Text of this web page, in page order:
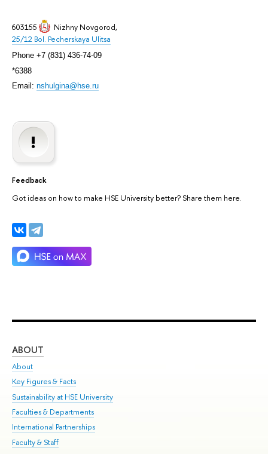
603155 Nizhny Novgorod,
25/12 Bol. Pecherskaya Ulitsa
Phone +7 (831) 436-74-09
*6388
Email: nshulgina@hse.ru
Feedback
Got ideas on how to make HSE University better? Share them here.
ABOUT
About
Key Figures & Facts
Sustainability at HSE University
Faculties & Departments
International Partnerships
Faculty & Staff